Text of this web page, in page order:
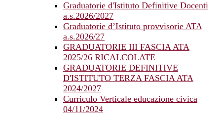
Graduatorie d'Istituto Definitive Docenti
a.s.2026/2027
Graduatorie d’Istituto provvisorie ATA
a.s.2026/27
GRADUATORIE III FASCIA ATA
2025/26 RICALCOLATE
GRADUATORIE DEFINITIVE
D'ISTITUTO TERZA FASCIA ATA
2024/2027
Curriculo Verticale educazione civica
04/11/2024